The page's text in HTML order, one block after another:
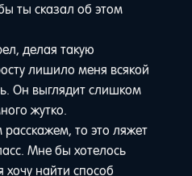
ты сказал об этом
делая такую
лишило меня всякой
Он выглядит слишком
жутко.
то это ляжет
Мне бы хотелось
хочу найти способ